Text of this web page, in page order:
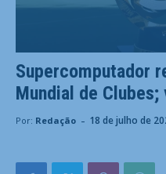
Supercomputador
Mundial de Clubes;
Por: Redação - 18 de julho de